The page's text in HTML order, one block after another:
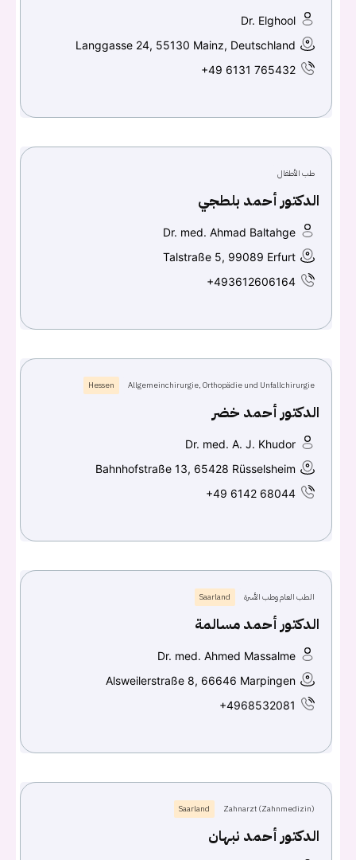
Don't have an account? سجل
Dr. Elghool
Langgasse 24, 55130 Mainz, Deutschland
+49 6131 765432
طب الأطفال
الدكتور أحمد بلطجي
Dr. med. Ahmad Baltahge
Talstraße 5, 99089 Erfurt
+493612606164
Allgemeinchirurgie, Orthopädie und Unfallchirurgie
Hessen
الدكتور أحمد خضر
Dr. med. A. J. Khudor
Bahnhofstraße 13, 65428 Rüsselsheim
+49 6142 68044
الطب العام وطب الأسرة Saarland
الدكتور أحمد مسالمة
Dr. med. Ahmed Massalme
Alsweilerstraße 8, 66646 Marpingen
+4968532081
Zahnarzt (Zahnmedizin)
Saarland
الدكتور أحمد نبهان